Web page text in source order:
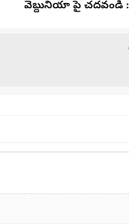
వెబ్దునియా పై చదవండి :